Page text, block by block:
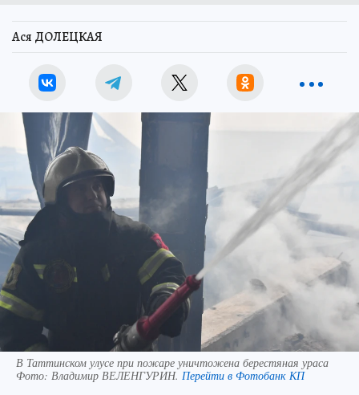
Ася ДОЛЕЦКАЯ
В Таттинском улусе при пожаре уничтожена берестяная ураса
Фото: Владимир ВЕЛЕНГУРИН. Перейти в Фотобанк КП